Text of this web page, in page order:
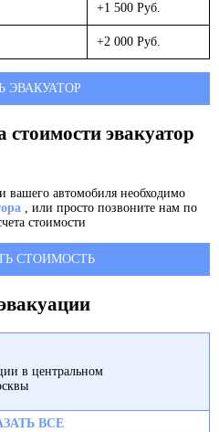
+1 500 Руб.
+2 000 Руб.
ЭВАКУАТОР
стоимости эвакуатор
вашего автомобиля необходимо
, или просто позвоните нам по
стоимости
СТОИМОСТЬ
в центральном
ВСЕ